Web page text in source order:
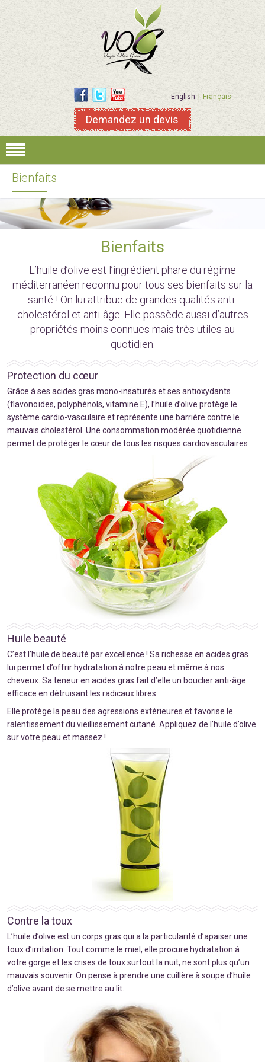
English Français
Demandez un devis
Bienfaits
Bienfaits
L’huile d’olive est l’ingrédient phare du régime
méditerranéen reconnu pour tous ses bienfaits sur la
santé ! On lui attribue de grandes qualités anti-
cholestérol et anti-âge. Elle possède aussi d’autres
propriétés moins connues mais très utiles au
quotidien.
Protection du cœur
Grâce à ses acides gras mono-insaturés et ses antioxydants
(flavonoïdes, polyphénols, vitamine E), l’huile d’olive protège le
système cardio-vasculaire et représente une barrière contre le
mauvais cholestérol. Une consommation modérée quotidienne
permet de protéger le cœur de tous les risques cardiovasculaires
Huile beauté
C’est l’huile de beauté par excellence ! Sa richesse en acides gras
lui permet d’offrir hydratation à notre peau et même à nos
cheveux. Sa teneur en acides gras fait d’elle un bouclier anti-âge
efficace en détruisant les radicaux libres.
Elle protège la peau des agressions extérieures et favorise le
ralentissement du vieillissement cutané. Appliquez de l’huile d’olive
sur votre peau et massez !
Contre la toux
L’huile d’olive est un corps gras qui a la particularité d’apaiser une
toux d’irritation. Tout comme le miel, elle procure hydratation à
votre gorge et les crises de toux surtout la nuit, ne sont plus qu’un
mauvais souvenir. On pense à prendre une cuillère à soupe d’huile
d’olive avant de se mettre au lit.